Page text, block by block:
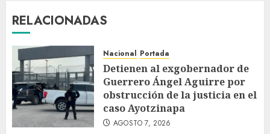
RELACIONADAS
Nacional Portada
Detienen al exgobernador de
Guerrero Ángel Aguirre por
obstrucción de la justicia en el
caso Ayotzinapa
AGOSTO 7, 2026